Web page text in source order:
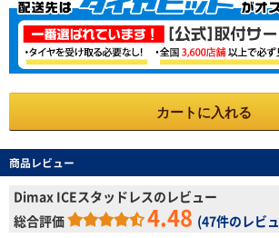
カートに入れる
商品レビュー
Dimax ICEスタッドレスのレビュー
総合評価
4.48 (47件のレビ